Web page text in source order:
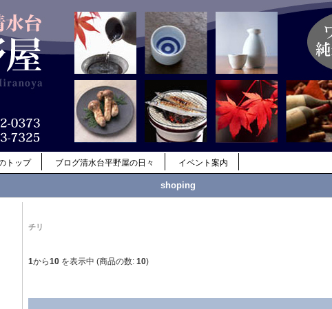
トップ ブログ清水台平野屋の日々 イベント案内
shoping
チリ
1から10 を表示中 (商品の数: 10)